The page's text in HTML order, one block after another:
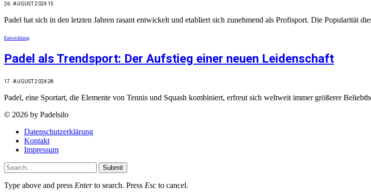
26. AUGUST 2024 15
Padel hat sich in den letzten Jahren rasant entwickelt und etabliert sich zunehmend als Profisport. Die Popularität
Entwicklung
Padel als Trendsport: Der Aufstieg einer neuen Leidenschaft
17. AUGUST 202428
Padel, eine Sportart, die Elemente von Tennis und Squash kombiniert, erfreut sich weltweit immer größerer
© 2026 by Padelsilo
Datenschutzerklärung
Kontakt
Impressum
Submit
Type above and press Enterto search. Press Esc to cancel.